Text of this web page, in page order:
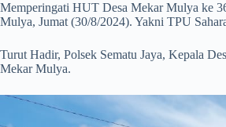
Memperingati HUT Desa Mekar Mulya ke
Mulya, Jumat (30/8/2024). Yakni TPU
Turut Hadir, Polsek Sematu Jaya, Kepala
Mekar Mulya.